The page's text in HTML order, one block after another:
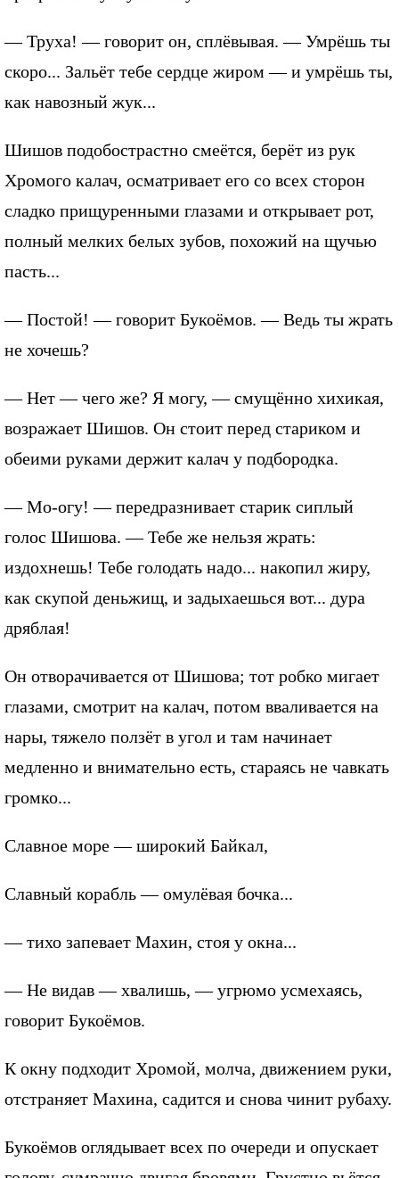
— Труха! — говорит он, сплёвывая. — Умрёшь ты
скоро... Зальёт тебе сердце жиром — и умрёшь ты,
как навозный жук...
Шишов подобострастно смеётся, берёт из рук
Хромого калач, осматривает его со всех сторон
сладко прищуренными глазами и открывает рот,
полный мелких белых зубов, похожий на щучью
пасть...
— Постой! — говорит Букоёмов. — Ведь ты жрать
не хочешь?
— Нет — чего же? Я могу, — смущённо хихикая,
возражает Шишов. Он стоит перед стариком и
обеими руками держит калач у подбородка.
— Мо-огу! — передразнивает старик сиплый
голос Шишова. — Тебе же нельзя жрать:
издохнешь! Тебе голодать надо... накопил жиру,
как скупой деньжищ, и задыхаешься вот... дура
дряблая!
Он отворачивается от Шишова; тот робко мигает
глазами, смотрит на калач, потом вваливается на
нары, тяжело ползёт в угол и там начинает
медленно и внимательно есть, стараясь не чавкать
громко...
Славное море — широкий Байкал,
Славный корабль — омулёвая бочка...
— тихо запевает Махин, стоя у окна...
— Не видав — хвалишь, — угрюмо усмехаясь,
говорит Букоёмов.
К окну подходит Хромой, молча, движением руки,
отстраняет Махина, садится и снова чинит рубаху.
Букоёмов оглядывает всех по очереди и опускает